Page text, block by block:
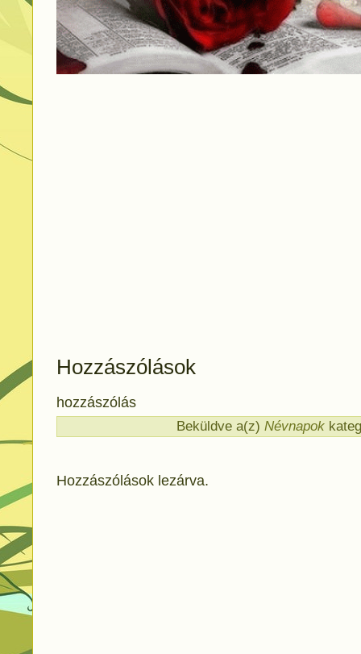
Hozzászólások
hozzászólás
Beküldve a(z) Névnapok
Hozzászólások lezárva.